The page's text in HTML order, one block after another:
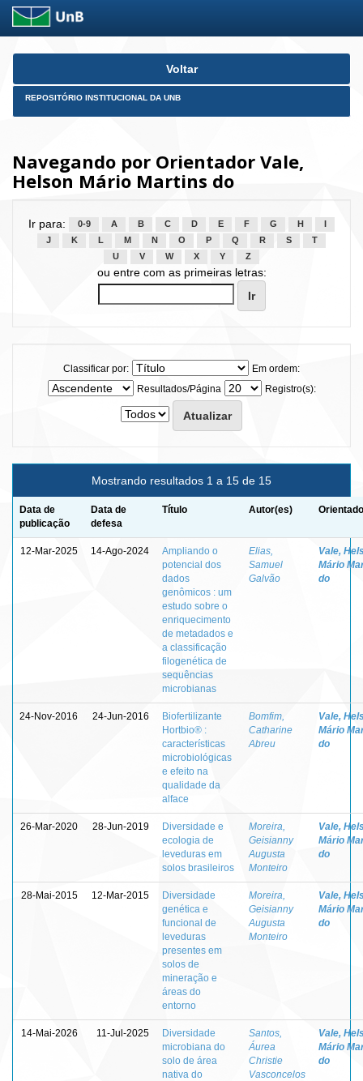
Skip
Voltar
REPOSITÓRIO INSTITUCIONAL DA UNB
Navegando por Orientador Vale,
Helson Mário Martins do
Ir para: 0-9 A B C D E F G H
J
K L M N O P Q R S
T
U
V W X Y Z
ou entre com as primeiras letras:
Classificar por:
Em ordem:
Resultados/Página
Registro(s):
Mostrando resultados 1 a 15 de 15
Data de
publicação
Data de
defesa
Título Autor(es)
12-Mar-2025 14-Ago-2024
Ampliando o
potencial dos
dados
genômicos : um
estudo sobre o
enriquecimento
de metadados e
a classificação
filogenética de
sequências
microbianas
Elias,
Samuel
Galvão
Vale,
Mário
do
24-Nov-2016 24-Jun-2016
Biofertilizante
Hortbio® :
características
microbiológicas
e efeito na
qualidade da
alface
Bomfim,
Catharine
Abreu
Vale,
Mário
do
26-Mar-2020 28-Jun-2019
Diversidade e
ecologia de
leveduras em
solos brasileiros
Moreira,
Geisianny
Augusta
Monteiro
Vale,
Mário
do
28-Mai-2015 12-Mar-2015
Diversidade
genética e
funcional de
leveduras
presentes em
solos de
mineração e
áreas do
entorno
Moreira,
Geisianny
Augusta
Monteiro
Vale,
Mário
do
14-Mai-2026 11-Jul-2025
Diversidade
microbiana do
solo de área
nativa do
Santos,
Áurea
Christie
Vasconcelos
Vale,
Mário
do